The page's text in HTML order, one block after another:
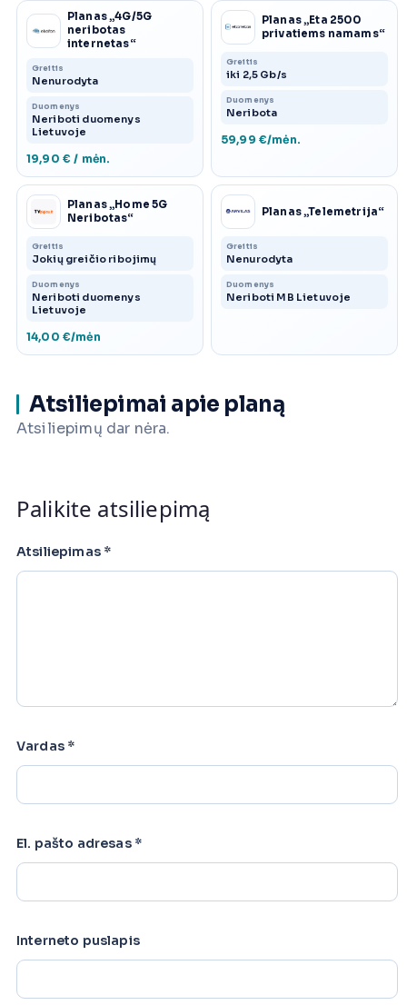
Planas „4G/5G
neribotas
internetas“
Greitis
Nenurodyta
Duomenys
Neriboti duomenys
Lietuvoje
19,90 € / mėn.
Planas „Eta 2500
privatiems namams“
Greitis
iki 2,5 Gb/s
Duomenys
Neribota
59,99 €/mėn.
Planas „Home 5G
Neribotas“
Greitis
Jokių greičio ribojimų
Duomenys
Neriboti duomenys
Lietuvoje
14,00 €/mėn
Planas „Telemetrija“
Greitis
Nenurodyta
Duomenys
Neriboti MB Lietuvoje
Atsiliepimai apie planą
Atsiliepimų dar nėra.
Palikite atsiliepimą
Atsiliepimas *
Vardas *
El. pašto adresas *
Interneto puslapis